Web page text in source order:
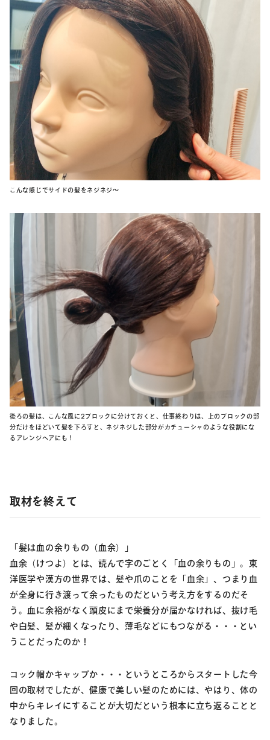
こんな感じでサイドの髪をネジネジ～
後ろの髪は、こんな風に2ブロックに分けておくと、仕事終わりは、上のブロックの部
分だけをほどいて髪を下ろすと、ネジネジした部分がカチューシャのような役割にな
るアレンジヘアにも！
取材を終えて
「髪は血の余りもの（血余）」
血余（けつよ）とは、読んで字のごとく「血の余りもの」。東
洋医学や漢方の世界では、髪や爪のことを「血余」、つまり血
が全身に行き渡って余ったものだという考え方をするのだそ
う。血に余裕がなく頭皮にまで栄養分が届かなければ、抜け毛
や白髪、髪が細くなったり、薄毛などにもつながる・・・とい
うことだったのか！
コック帽かキャップか・・・というところからスタートした今
回の取材でしたが、健康で美しい髪のためには、やはり、体の
中からキレイにすることが大切だという根本に立ち返ることと
なりました。